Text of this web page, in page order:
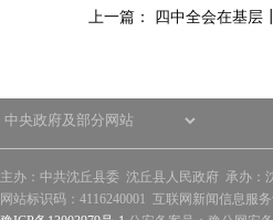
上一篇： 四中全会在基
主办：中共沈丘县委 沈丘县人民政府 承办：
网站标识码：4116240001 互联网新闻信息服